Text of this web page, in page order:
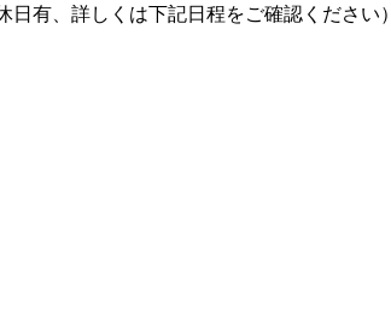
有、詳しくは下記日程をご確認ください）